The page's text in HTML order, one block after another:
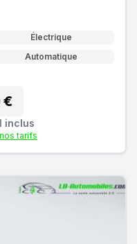
Électrique
Automatique
€
inclus
tarifs